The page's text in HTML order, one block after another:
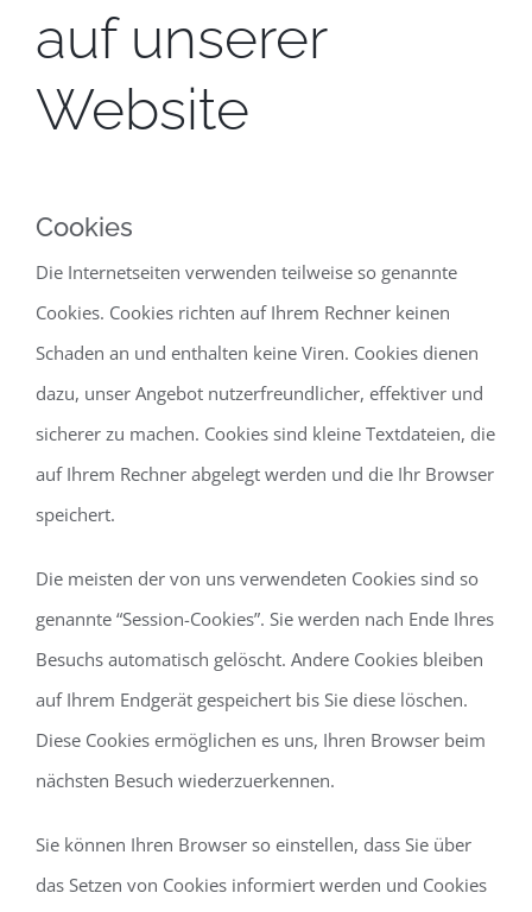
auf unserer
Website
Cookies
Die Internetseiten verwenden teilweise so genannte
Cookies. Cookies richten auf Ihrem Rechner keinen
Schaden an und enthalten keine Viren. Cookies dienen
dazu, unser Angebot nutzerfreundlicher, effektiver und
sicherer zu machen. Cookies sind kleine Textdateien, die
auf Ihrem Rechner abgelegt werden und die Ihr Browser
speichert.
Die meisten der von uns verwendeten Cookies sind so
genannte “Session-Cookies”. Sie werden nach Ende Ihres
Besuchs automatisch gelöscht. Andere Cookies bleiben
auf Ihrem Endgerät gespeichert bis Sie diese löschen.
Diese Cookies ermöglichen es uns, Ihren Browser beim
nächsten Besuch wiederzuerkennen.
Sie können Ihren Browser so einstellen, dass Sie über
das Setzen von Cookies informiert werden und Cookies